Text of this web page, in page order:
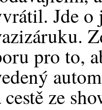
Jde o
pro to,
cestě ze